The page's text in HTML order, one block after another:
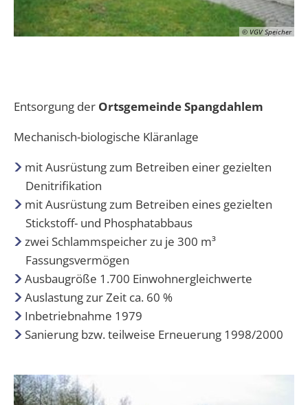
© VGV Speicher
Entsorgung der Ortsgemeinde Spangdahlem
Mechanisch-biologische Kläranlage
mit Ausrüstung zum Betreiben einer gezielten
Denitrifikation
mit Ausrüstung zum Betreiben eines gezielten
Stickstoff- und Phosphatabbaus
zwei Schlammspeicher zu je 300 m³
Fassungsvermögen
Ausbaugröße 1.700 Einwohnergleichwerte
Auslastung zur Zeit ca. 60 %
Inbetriebnahme 1979
Sanierung bzw. teilweise Erneuerung 1998/2000